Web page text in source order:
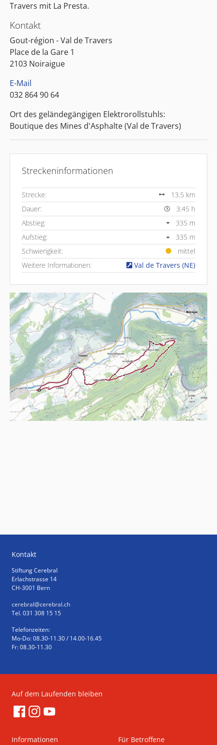
Travers mit La Presta.
Kontakt
Gout-région - Val de Travers
Place de la Gare 1
2103 Noiraigue
E-Mail
032 864 90 64
Ort des geländegängigen Elektrorollstuhls:
Boutique des Mines d'Asphalte (Val de Travers)
Streckeninformationen
Strecke:
13.5 km
Dauer:
3:45 h
Abstieg:
335 m
Aufstieg:
335 m
Schwierigkeit:
mittel
Weitere Informationen:
Val de Travers (NE)
Kontakt
Stiftung Cerebral
Erlachstrasse 14
CH-3001 Bern
cerebral@cerebral.ch
Tel. 031 308 15 15
Telefonzeiten:
Mo-Do: 08.30-11.30 / 14.00-16.45
Fr: 08.30-11.30
Auf dem Laufenden bleiben
Informationen Für Betroffene